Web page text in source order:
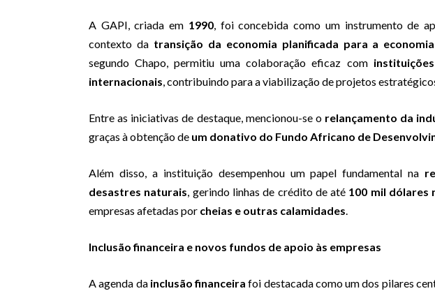
A GAPI, criada em 1990, foi concebida como um instrumento de
contexto da transição da economia planificada para a
segundo Chapo, permitiu uma colaboração eficaz com
internacionais, contribuindo para a viabilização de projetos
Entre as iniciativas de destaque, mencionou-se o relançamento da
graças à obtenção de um donativo do Fundo Africano de
Além disso, a instituição desempenhou um papel fundamental na
desastres naturais, gerindo linhas de crédito de até 100 mil dólares
empresas afetadas por cheias e outras calamidades.
Inclusão financeira e novos fundos de apoio às empresas
A agenda da inclusão financeira foi destacada como um dos pilares